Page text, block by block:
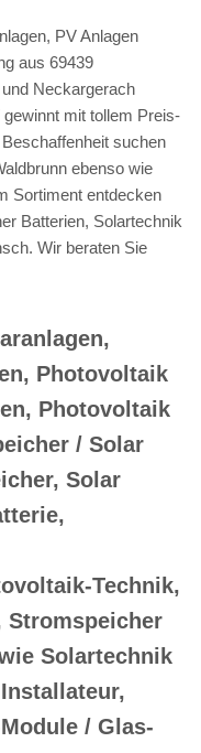
PV Anlagen
aus 69439
Neckargerach
mit tollem Preis-
suchen
ebenso wie
Sortiment entdecken
Batterien, Solartechnik
Wir beraten Sie
Photovoltaik
Photovoltaik
/ Solar
Solar
Technik,
Stromspeicher
Solartechnik
/ Glas-